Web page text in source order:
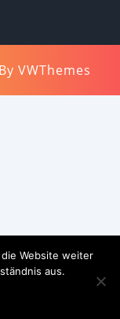
By VWThemes
Website weiter
aus.